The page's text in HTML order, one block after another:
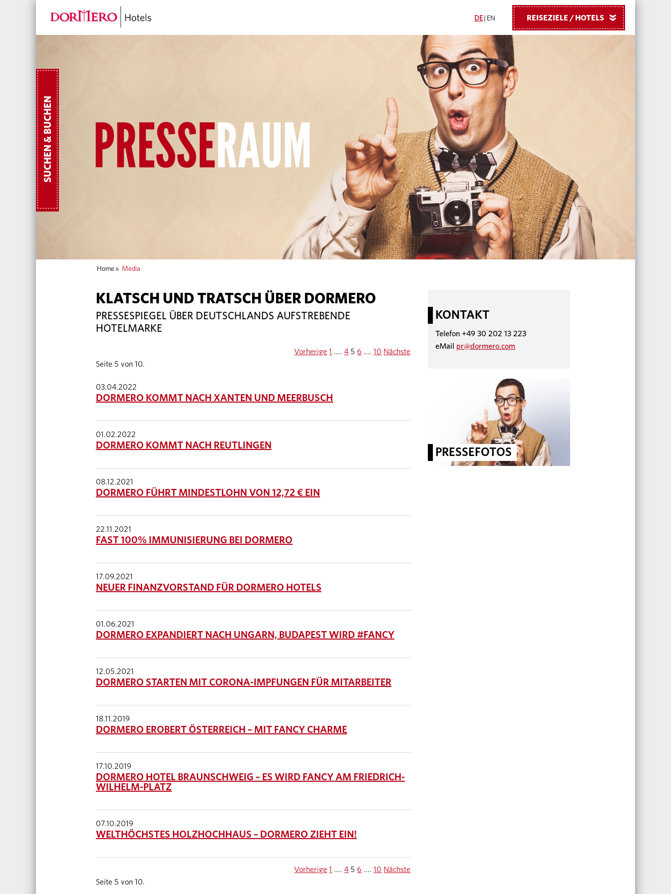
DE EN REISEZIELE / HOTELS »
SUCHEN & BUCHEN
Home » Media
KLATSCH UND TRATSCH ÜBER DORMERO
PRESSESPIEGEL ÜBER DEUTSCHLANDS AUFSTREBENDE
HOTELMARKE
Seite 5 von 10.
Vorherige 1 .... 4 5 6 .... 10 Nächste
03.04.2022
DORMERO KOMMT NACH XANTEN UND MEERBUSCH
01.02.2022
DORMERO KOMMT NACH REUTLINGEN
08.12.2021
DORMERO FÜHRT MINDESTLOHN VON 12,72 € EIN
22.11.2021
FAST 100% IMMUNISIERUNG BEI DORMERO
17.09.2021
NEUER FINANZVORSTAND FÜR DORMERO HOTELS
01.06.2021
DORMERO EXPANDIERT NACH UNGARN, BUDAPEST WIRD #FANCY
12.05.2021
DORMERO STARTEN MIT CORONA-IMPFUNGEN FÜR MITARBEITER
18.11.2019
DORMERO EROBERT ÖSTERREICH – MIT FANCY CHARME
17.10.2019
DORMERO HOTEL BRAUNSCHWEIG – ES WIRD FANCY AM FRIEDRICH-
WILHELM-PLATZ
07.10.2019
WELTHÖCHSTES HOLZHOCHHAUS – DORMERO ZIEHT EIN!
Seite 5 von 10.
Vorherige 1 .... 4 5 6 .... 10 Nächste
KONTAKT
Telefon +49 30 202 13 223
eMail pr@dormero.com
PRESSEFOTOS